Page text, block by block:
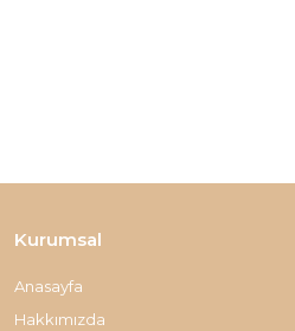
Kurumsal
Anasayfa
Hakkımızda